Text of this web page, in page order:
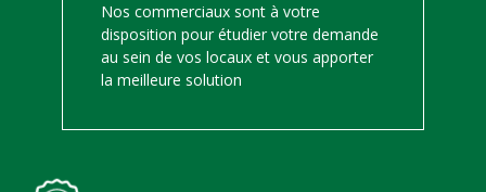
Nos commerciaux sont à votre
disposition pour étudier votre demande
au sein de vos locaux et vous apporter
la meilleure solution